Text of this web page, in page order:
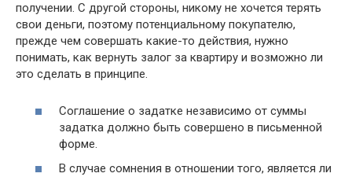
получении. С другой стороны, никому не хочется терять
свои деньги, поэтому потенциальному покупателю,
прежде чем совершать какие-то действия, нужно
понимать, как вернуть залог за квартиру и возможно ли
это сделать в принципе.
Соглашение о задатке независимо от суммы
задатка должно быть совершено в письменной
форме.
В случае сомнения в отношении того, является ли